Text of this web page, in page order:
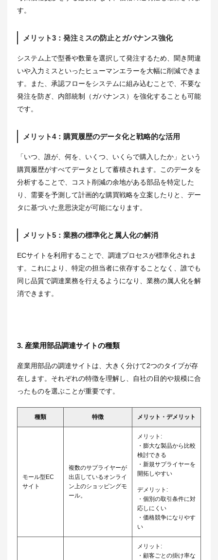
す。
メリット3：発注ミスの防止とガバナンス強化
システム上で型番や数量を選択して発注するため、聞き間違
いや入力ミスといったヒューマンエラーを大幅に削減できま
す。また、承認フローをシステムに組み込むことで、不要な
発注を防ぎ、内部統制（ガバナンス）を強化することも可能
です。
メリット4：購買履歴のデータ化と戦略的な活用
「いつ、誰が、何を、いくつ、いくらで購入したか」という
購買履歴がすべてデータとして蓄積されます。このデータを
分析することで、コスト削減の余地がある部品を特定した
り、需要を予測して計画的な購買戦略を立案したりと、デー
タに基づいた意思決定が可能になります。
メリット5：業務の標準化と属人化の解消
ECサイトを利用することで、調達プロセスが標準化されま
す。これにより、特定の担当者に依存することなく、誰でも
同じ品質で調達業務を行えるようになり、業務の属人化を解
消できます。
3. 産業用部品調達サイトの種類
産業用部品の調達サイトは、大きく分けて2つのタイプが存
在します。それぞれの特徴を理解し、自社の目的や規模に合
ったものを選ぶことが重要です。
種類 特徴 メリット・デメリット
モール型EC
サイト
複数のサプライヤーが
出店しているオンライ
ン上のショッピングモ
ール。
メリット:
・膨大な製品から比較
検討できる
・新規サプライヤーを
開拓しやすい
デメリット:
・個別の取引条件に対
応しにくい
・価格競争になりやす
い
メリット:
・顧客ごとの掛け率な